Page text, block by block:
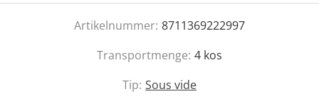
Artikelnummer: 8711369222997
Transportmenge: 4 kos
Tip: Sous vide